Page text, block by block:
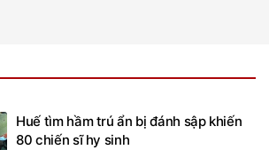
Huế tìm hầm trú ẩn bị đánh sập khiến
80 chiến sĩ hy sinh